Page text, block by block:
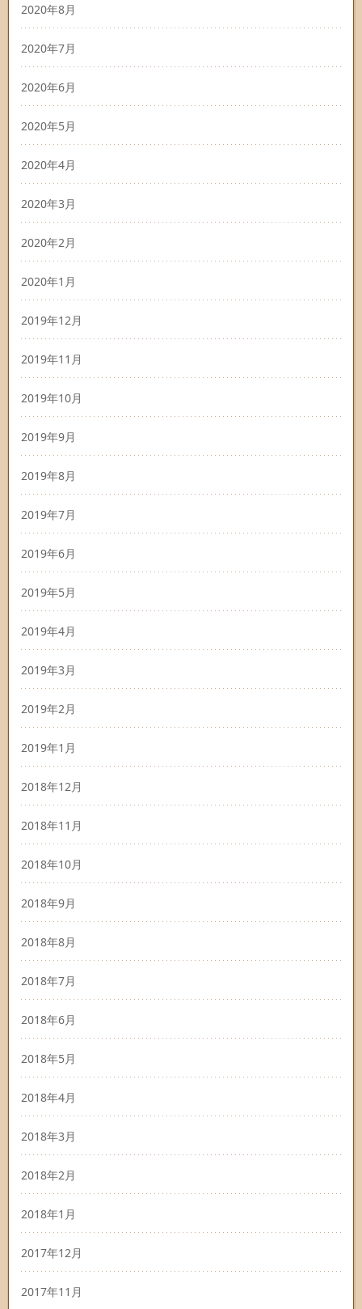
2020年8月
2020年7月
2020年6月
2020年5月
2020年4月
2020年3月
2020年2月
2020年1月
2019年12月
2019年11月
2019年10月
2019年9月
2019年8月
2019年7月
2019年6月
2019年5月
2019年4月
2019年3月
2019年2月
2019年1月
2018年12月
2018年11月
2018年10月
2018年9月
2018年8月
2018年7月
2018年6月
2018年5月
2018年4月
2018年3月
2018年2月
2018年1月
2017年12月
2017年11月